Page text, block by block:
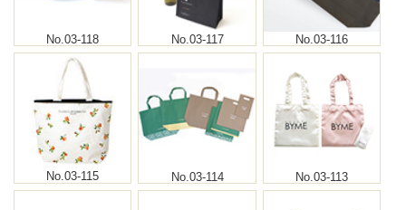
No.03-118 No.03-117 No.03-116
No.03-115 No.03-114 No.03-113